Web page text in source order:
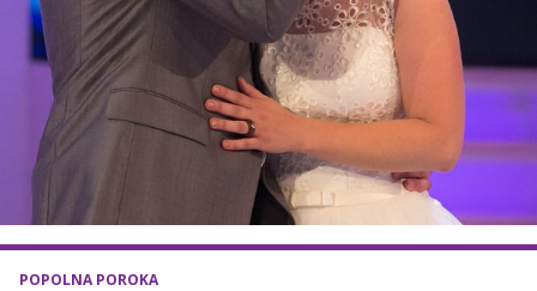
POPOLNA POROKA